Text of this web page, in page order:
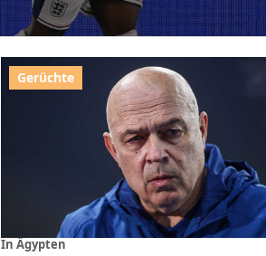
In Ägypten